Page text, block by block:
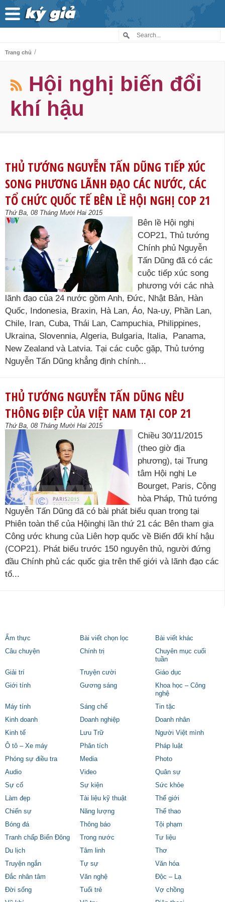
Trang chủ /
Hội nghị biến đổi
khí hậu
THỦ TƯỚNG NGUYỄN TẤN DŨNG TIẾP XÚC
SONG PHƯƠNG LÃNH ĐẠO CÁC NƯỚC, CÁC
TỔ CHỨC QUỐC TẾ BÊN LỀ HỘI NGHỊ COP 21
Thứ Ba, 08 Tháng Mười Hai 2015
Bên lề Hội nghị
COP21, Thủ tướng
Chính phủ Nguyễn
Tấn Dũng đã có các
cuộc tiếp xúc song
phương với các nhà
lãnh đạo của 24 nước gồm Anh, Đức, Nhật Bản, Hàn
Quốc, Indonesia, Braxin, Hà Lan, Áo, Na-uy, Phần Lan,
Chile, Iran, Cuba, Thái Lan, Campuchia, Philippines,
Ukraina, Slovennia, Algeria, Bulgaria, Italia, Panama,
New Zealand và Latvia. Tại các cuộc gặp, Thủ tướng
Nguyễn Tấn Dũng khẳng định chính...
THỦ TƯỚNG NGUYỄN TẤN DŨNG NÊU
THÔNG ĐIỆP CỦA VIỆT NAM TẠI COP 21
Thứ Ba, 08 Tháng Mười Hai 2015
Chiều 30/11/2015
(theo giờ địa
phương), tại Trung
tâm Hội nghị Le
Bourget, Paris, Cộng
hòa Pháp, Thủ tướng
Nguyễn Tấn Dũng đã có bài phát biểu quan trọng tại
Phiên toàn thể của Hộinghị lần thứ 21 các Bên tham gia
Công ước khung của Liên hợp quốc về Biến đổi khí hậu
(COP21). Phát biểu trước 150 nguyên thủ, người đứng
đầu Chính phủ các quốc gia trên thế giới và lãnh đạo các
tổ...
Ẩm thực Bài viết chọn lọc
Bài viết khác
Câu chuyện
Chính trị
Chuyên mục cuối
tuần
Giải trí
Truyện cười
Giáo dục
Giới tính
Gương sáng
Khoa học – Công
nghệ
Máy tính
Sáng chế
Tin tặc
Kinh doanh
Doanh nghiệp
Doanh nhân
Kinh tế
Lưu Trữ
Người Việt mình
Ô tô – Xe máy
Phân tích
Pháp luật
Phóng sự điều tra
Media
Photo
Audio
Video
Quân sự
Sự cố
Sự kiện
Sức khỏe
Làm đẹp
Tài liệu kỹ thuật
Thế giới
Chiến sự
Năng lượng
Thể thao
Bóng đá
Thông báo
Tội phạm
Tranh chấp Biển Đông
Trong nước
Tư liệu
Du lịch
Tâm linh
Thơ
Truyện ngắn
Tự sự
Văn hóa
Đắc nhân tâm
Văn nghệ
Độc – Lạ
Đời sống
Tuổi trẻ
Vợ chồng